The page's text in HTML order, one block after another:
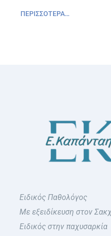
ΠΕΡΙΣΣΌΤΕΡΑ…
Ειδικός Παθολόγος
Με εξειδίκευση στον
Ειδικός στην παχυσαρκία